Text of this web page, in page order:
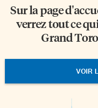
Sur la page
verrez tout ce
Grand
VOIR